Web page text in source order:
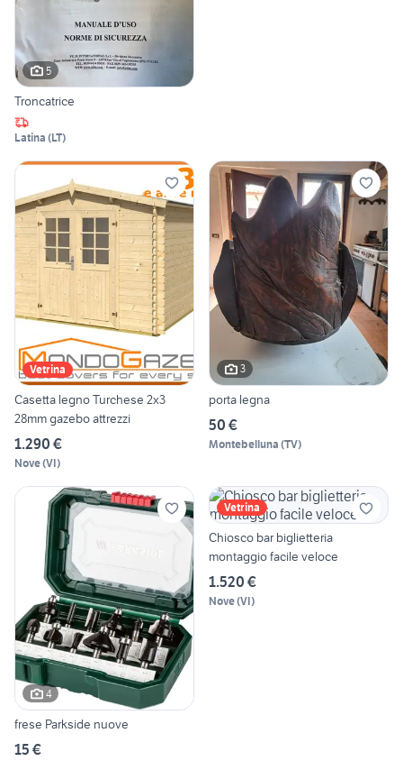
5
Troncatrice
Latina (LT)
Vetrina
Casetta legno Turchese 2x3
28mm gazebo attrezzi
1.290 €
Nove(VI)
3
porta legna
50 €
Montebelluna (TV)
4
frese Parkside nuove
15 €
Vetrina
Chiosco bar biglietteria
montaggio facile veloce
1.520 €
Nove(VI)